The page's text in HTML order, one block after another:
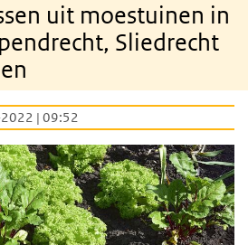
uit moestuinen in
Sliedrecht
| 09:52